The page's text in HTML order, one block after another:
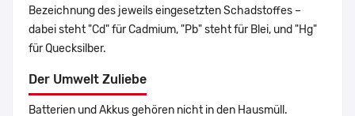
Bezeichnung des jeweils eingesetzten Schadstoffes –
dabei steht "Cd" für Cadmium, "Pb" steht für Blei, und "Hg"
für Quecksilber.
Der Umwelt Zuliebe
Batterien und Akkus gehören nicht in den Hausmüll.